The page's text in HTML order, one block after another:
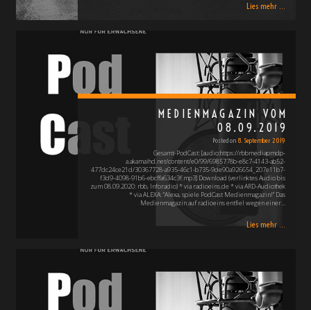
Lies mehr ...
MEDIENMAGAZIN VOM
08.09.2019
Posted on 8. September 2019
Gesamt-PodCast: [audio:https://rbbmediapmdp-
a.akamaihd.net/content/e0/99/6985778b-e8c7-4143-ab52-
477dc24ce21d/30367728-a935-46c1-b735-9de90a926654_207e11b7-
f3d9-4098-91b6-ebcffa634c3f.mp3] Download (verlinktes Audio bis
zum 08.09.2020: rbb, Inforadio) * via radioeins.de * via ARD-Audiothek
* via ALEXA: "Alexa, spiele PodCast Medienmagazin!" Das
Medienmagazin auf radioeins entfiel wegen einer…
Lies mehr ...